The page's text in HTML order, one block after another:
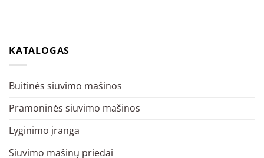
KATALOGAS
Buitinės siuvimo mašinos
Pramoninės siuvimo mašinos
Lyginimo įranga
Siuvimo mašinų priedai